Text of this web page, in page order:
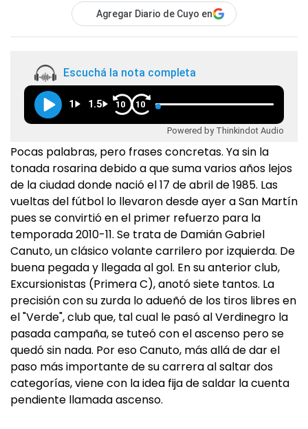
Agregar Diario de Cuyo en
Escuchá la nota completa
1 1.5 10 10
Powered by Thinkindot Audio
Pocas palabras, pero frases concretas. Ya sin la
tonada rosarina debido a que suma varios años lejos
de la ciudad donde nació el 17 de abril de 1985. Las
vueltas del fútbol lo llevaron desde ayer a San Martín
pues se convirtió en el primer refuerzo para la
temporada 2010-11. Se trata de Damián Gabriel
Canuto, un clásico volante carrilero por izquierda. De
buena pegada y llegada al gol. En su anterior club,
Excursionistas (Primera C), anotó siete tantos. La
precisión con su zurda lo adueñó de los tiros libres en
el "Verde", club que, tal cual le pasó al Verdinegro la
pasada campaña, se tuteó con el ascenso pero se
quedó sin nada. Por eso Canuto, más allá de dar el
paso más importante de su carrera al saltar dos
categorías, viene con la idea fija de saldar la cuenta
pendiente llamada ascenso.